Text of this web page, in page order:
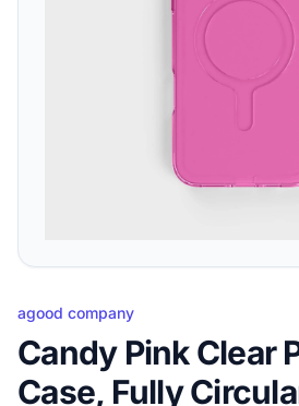
agood company
Candy Pink Clear
Case, Fully